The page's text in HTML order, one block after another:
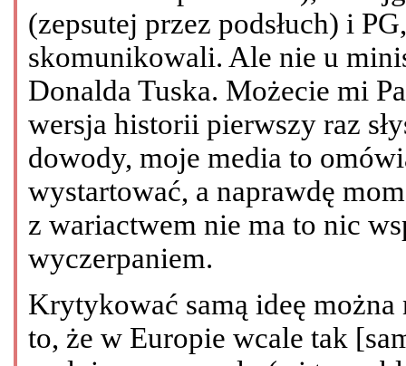
(zepsutej przez podsłuch) i
skomunikowali. Ale nie u
Donalda Tuska. Możecie mi
wersja historii pierwszy raz
dowody, moje media to
wystartować, a naprawdę
z wariactwem nie ma to nic
wyczerpaniem.
Krytykować samą ideę
to, że w Europie wcale tak